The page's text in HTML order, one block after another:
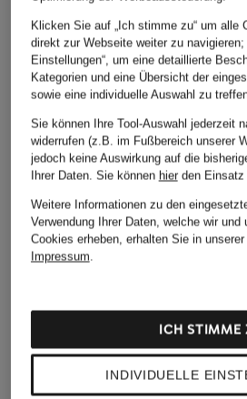
Klicken Sie auf „Ich stimme zu“ um alle
direkt zur Webseite weiter zu navigieren;
Einstellungen“, um eine detaillierte
Kategorien und eine Übersicht der
sowie eine individuelle Auswahl zu
Sie können Ihre Tool-Auswahl jederzeit
widerrufen (z.B. im Fußbereich unserer
jedoch keine Auswirkung auf die
Ihrer Daten. Sie können hierden Einsatz
Weitere Informationen zu den
Verwendung Ihrer Daten, welche wir und
Cookies erheben, erhalten Sie in unserer
Impressum.
INDIVIDUELLE
ICH STIMME